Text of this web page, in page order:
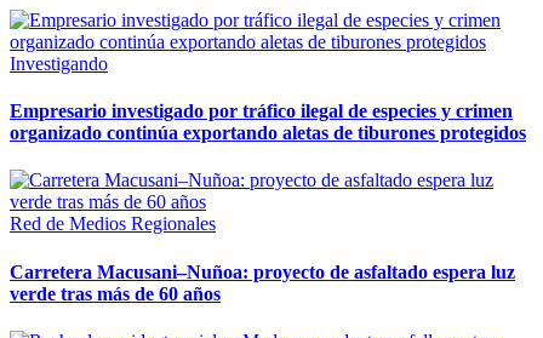
Investigando
Empresario investigado por tráfico ilegal de especies y crimen
organizado continúa exportando aletas de tiburones protegidos
Red de Medios Regionales
Carretera Macusani–Nuñoa: proyecto de asfaltado espera luz
verde tras más de 60 años